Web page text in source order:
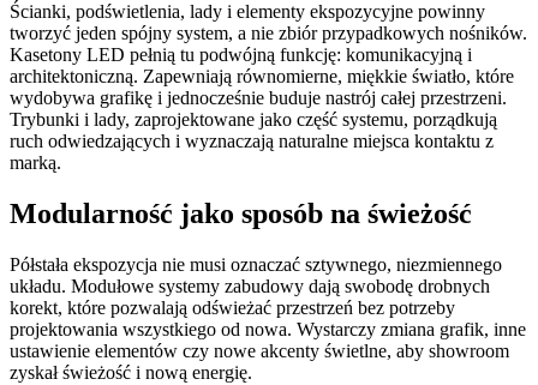
Ścianki, podświetlenia, lady i elementy ekspozycyjne powinny
tworzyć jeden spójny system, a nie zbiór przypadkowych nośników.
Kasetony LED pełnią tu podwójną funkcję: komunikacyjną i
architektoniczną. Zapewniają równomierne, miękkie światło, które
wydobywa grafikę i jednocześnie buduje nastrój całej przestrzeni.
Trybunki i lady, zaprojektowane jako część systemu, porządkują
ruch odwiedzających i wyznaczają naturalne miejsca kontaktu z
marką.
Modularność jako sposób na świeżość
Półstała ekspozycja nie musi oznaczać sztywnego, niezmiennego
układu. Modułowe systemy zabudowy dają swobodę drobnych
korekt, które pozwalają odświeżać przestrzeń bez potrzeby
projektowania wszystkiego od nowa. Wystarczy zmiana grafik, inne
ustawienie elementów czy nowe akcenty świetlne, aby showroom
zyskał świeżość i nową energię.